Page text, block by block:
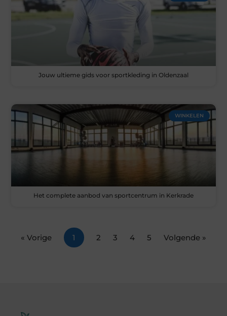
Jouw ultieme gids voor sportkleding in Oldenzaal
WINKELEN
Het complete aanbod van sportcentrum in Kerkrade
« Vorige 1 2 3 4 5 Volgende »